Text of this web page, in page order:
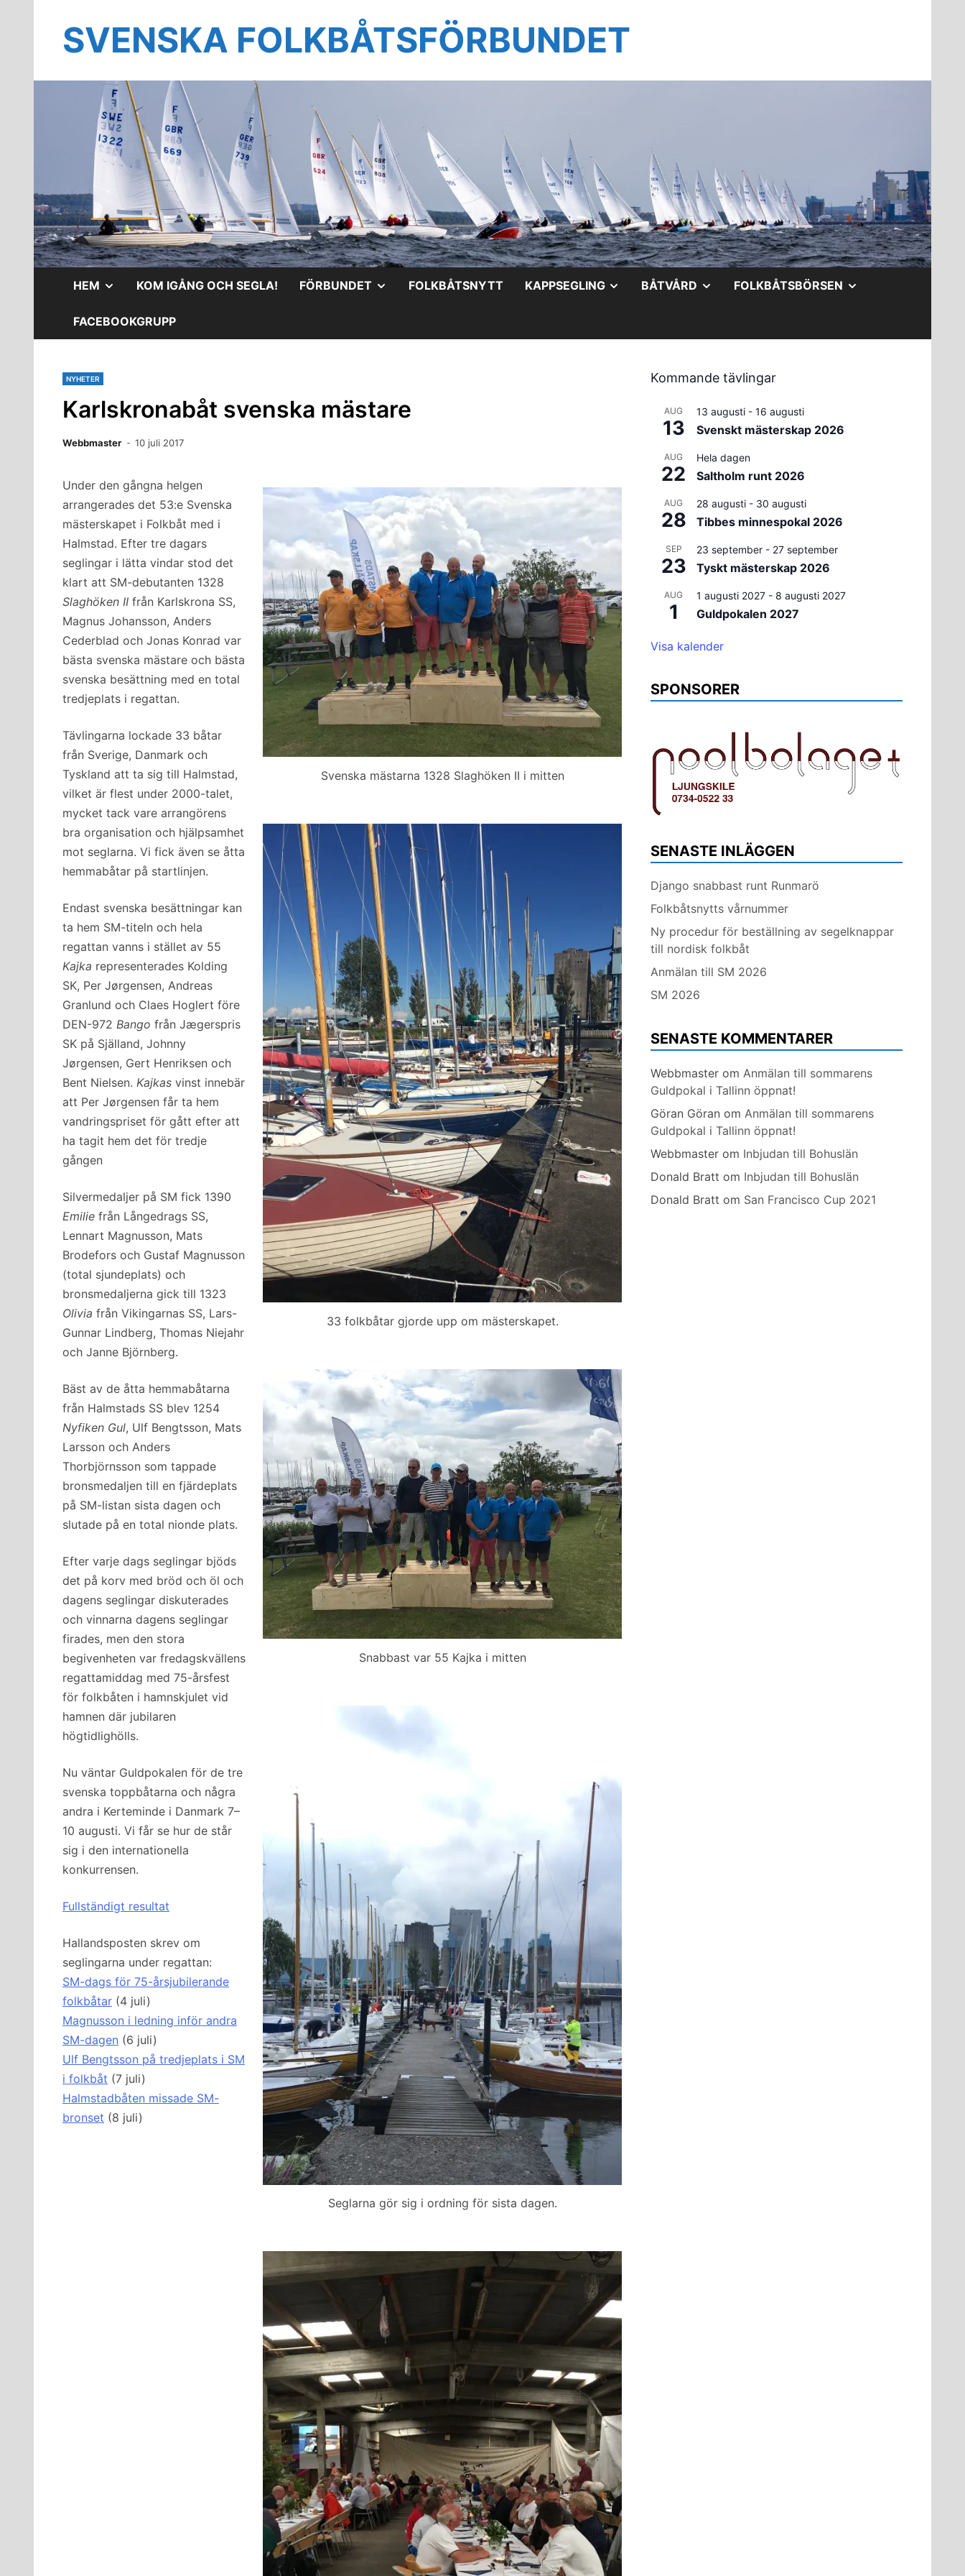
innehållSVENSKA FOLKBÅTSFÖRBUNDET
HEM VISA
UNDERMENY
KOM IGÅNG OCH SEGLA! FÖRBUNDET VISAFOLKBÅTSNYTT KAPPSEGLING VISABÅTVÅRD VISAFOLKBÅTSBÖRSEN
FACEBOOKGRUPP
NYHETER
Karlskronabåt svenska mästare
Webbmaster 10 juli 2017
Svenska mästarna 1328 Slaghöken II i mitten
Under den gångna helgen
arrangerades det 53:e Svenska
mästerskapet i Folkbåt med i
Halmstad. Efter tre dagars
seglingar i lätta vindar stod det
klart att SM-debutanten 1328
Slaghöken II från Karlskrona SS,
Magnus Johansson, Anders
Cederblad och Jonas Konrad var
bästa svenska mästare och bästa
svenska besättning med en total
tredjeplats i regattan.
33 folkbåtar gjorde upp om mästerskapet.
Tävlingarna lockade 33 båtar
från Sverige, Danmark och
Tyskland att ta sig till Halmstad,
vilket är flest under 2000-talet,
mycket tack vare arrangörens
bra organisation och hjälpsamhet
mot seglarna. Vi fick även se åtta
hemmabåtar på startlinjen.
Snabbast var 55 Kajka i mitten
Endast svenska besättningar kan
ta hem SM-titeln och hela
regattan vanns i stället av 55
Kajka representerades Kolding
SK, Per Jørgensen, Andreas
Granlund och Claes Hoglert före
DEN-972 Bango från Jægerspris
SK på Själland, Johnny
Jørgensen, Gert Henriksen och
Bent Nielsen. Kajkas vinst innebär
att Per Jørgensen får ta hem
vandringspriset för gått efter att
ha tagit hem det för tredje
gången
Silvermedaljer på SM fick 1390
Emilie från Långedrags SS,
Lennart Magnusson, Mats
Brodefors och Gustaf Magnusson
(total sjundeplats) och
bronsmedaljerna gick till 1323
Olivia från Vikingarnas SS, Lars-
Gunnar Lindberg, Thomas Niejahr
och Janne Björnberg.
Seglarna gör sig i ordning för sista dagen.
Bäst av de åtta hemmabåtarna
från Halmstads SS blev 1254
Nyfiken Gul, Ulf Bengtsson, Mats
Larsson och Anders
Thorbjörnsson som tappade
bronsmedaljen till en fjärdeplats
på SM-listan sista dagen och
slutade på en total nionde plats.
Efter varje dags seglingar bjöds
det på korv med bröd och öl och
dagens seglingar diskuterades
och vinnarna dagens seglingar
firades, men den stora
begivenheten var fredagskvällens
regattamiddag med 75-årsfest
för folkbåten i hamnskjulet vid
hamnen där jubilaren
högtidlighölls.
Nu väntar Guldpokalen för de tre
svenska toppbåtarna och några
andra i Kerteminde i Danmark 7–
10 augusti. Vi får se hur de står
sig i den internationella
konkurrensen.
Fullständigt resultat
Hallandsposten skrev om
seglingarna under regattan:
SM-dags för 75-årsjubilerande
folkbåtar (4 juli)
Magnusson i ledning inför andra
SM-dagen (6 juli)
Ulf Bengtsson på tredjeplats i SM
i folkbåt (7 juli)
Halmstadbåten missade SM-
bronset (8 juli)
Kommande tävlingar
AUG
13
13 augusti - 16 augusti
Svenskt mästerskap 2026
AUG
22
Hela dagen
Saltholm runt 2026
AUG
28
28 augusti - 30 augusti
Tibbes minnespokal 2026
SEP
23
23 september - 27 september
Tyskt mästerskap 2026
AUG
1
1 augusti 2027 - 8 augusti 2027
Guldpokalen 2027
Visa kalender
SPONSORER
SENASTE INLÄGGEN
Django snabbast runt Runmarö
Folkbåtsnytts vårnummer
Ny procedur för beställning av segelknappar
till nordisk folkbåt
Anmälan till SM 2026
SM 2026
SENASTE KOMMENTARER
Webbmaster om Anmälan till sommarens
Guldpokal i Tallinn öppnat!
Göran Göran om Anmälan till sommarens
Guldpokal i Tallinn öppnat!
Webbmaster om Inbjudan till Bohuslän
Donald Bratt om Inbjudan till Bohuslän
Donald Bratt om San Francisco Cup 2021